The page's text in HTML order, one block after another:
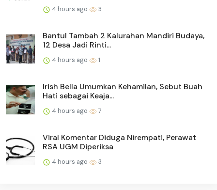
4 hours ago 3
Bantul Tambah 2 Kalurahan Mandiri Budaya,
12 Desa Jadi Rinti...
4 hours ago 1
Irish Bella Umumkan Kehamilan, Sebut Buah
Hati sebagai Keaja...
4 hours ago 7
Viral Komentar Diduga Nirempati, Perawat
RSA UGM Diperiksa
4 hours ago 3